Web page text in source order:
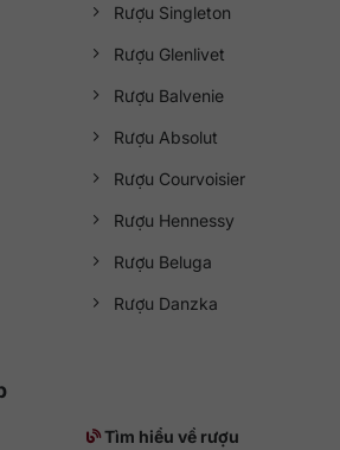
Rượu Singleton
Rượu Glenlivet
Rượu Balvenie
Rượu Absolut
Rượu Courvoisier
Rượu Hennessy
Rượu Beluga
Rượu Danzka
Tìm hiểu về rượu